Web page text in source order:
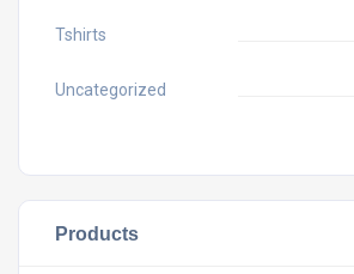
Tshirts
Uncategorized
Products